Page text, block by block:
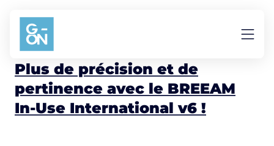
Aller au contenu
Breeam In-use
Plus de précision et de
pertinence avec le BREEAM
In-Use International v6 !